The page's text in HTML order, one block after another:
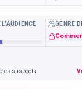
L'AUDIENCE
-
GENRE
suspects